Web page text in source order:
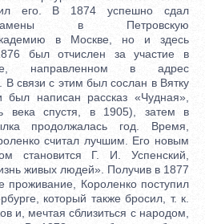
его. В 1874 успешно сдал
в Петровскую
академию в Москве, но и здесь
был отчислен за участие в
направленном в адрес
связи с этим был сослан в Вятку
написан рассказ «Чудная»,
века спустя, в 1905), затем в
продолжалась год. Время,
считал лучшим. Его новым
становится Г. И. Успенский,
живых людей». Получив в 1877
проживание, Короленко поступил
который также бросил, т. к.
и, мечтая сблизиться с народом,